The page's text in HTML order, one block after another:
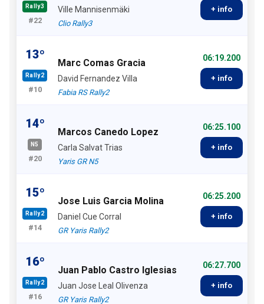
Rally3
#22
Ville Mannisenmäki
Clio Rally3
+ info
13º
Rally2
#10
Marc Comas Gracia
David Fernandez Villa
Fabia RS Rally2
06:19.200
+ info
14º
N5
#20
Marcos Canedo Lopez
Carla Salvat Trias
Yaris GR N5
06:25.100
+ info
15º
Rally2
#14
Jose Luis Garcia Molina
Daniel Cue Corral
GR Yaris Rally2
06:25.200
+ info
16º
Rally2
#16
Juan Pablo Castro Iglesias
Juan Jose Leal Olivenza
GR Yaris Rally2
06:27.700
+ info